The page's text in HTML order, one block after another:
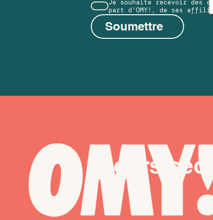
Je souhaite recevoir des
part d'OMY!, de ses
Soumettre
Fleurs